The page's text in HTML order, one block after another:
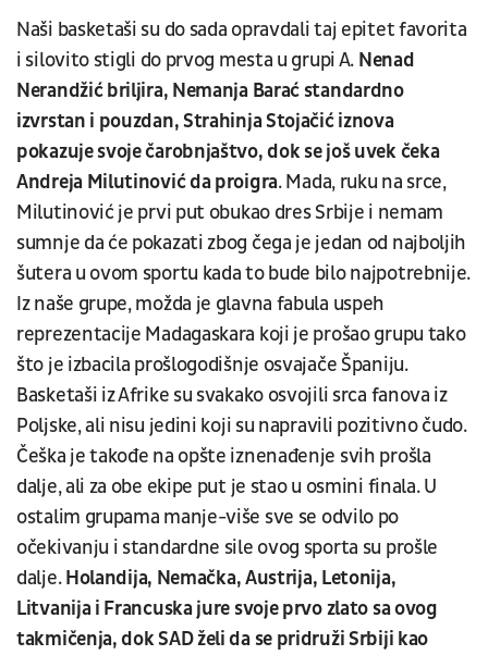
Naši basketaši su do sada opravdali taj epitet favorita
i silovito stigli do prvog mesta u grupi A. Nenad
Nerandžić briljira, Nemanja Barać standardno
izvrstan i pouzdan, Strahinja Stojačić iznova
pokazuje svoje čarobnjaštvo, dok se još uvek čeka
Andreja Milutinović da proigra. Mada, ruku na srce,
Milutinović je prvi put obukao dres Srbije i nemam
sumnje da će pokazati zbog čega je jedan od najboljih
šutera u ovom sportu kada to bude bilo najpotrebnije.
Iz naše grupe, možda je glavna fabula uspeh
reprezentacije Madagaskara koji je prošao grupu tako
što je izbacila prošlogodišnje osvajače Španiju.
Basketaši iz Afrike su svakako osvojili srca fanova iz
Poljske, ali nisu jedini koji su napravili pozitivno čudo.
Češka je takođe na opšte iznenađenje svih prošla
dalje, ali za obe ekipe put je stao u osmini finala. U
ostalim grupama manje-više sve se odvilo po
očekivanju i standardne sile ovog sporta su prošle
dalje.Holandija, Nemačka, Austrija, Letonija,
Litvanija i Francuska jure svoje prvo zlato sa ovog
takmičenja, dok SAD želi da se pridruži Srbiji kao